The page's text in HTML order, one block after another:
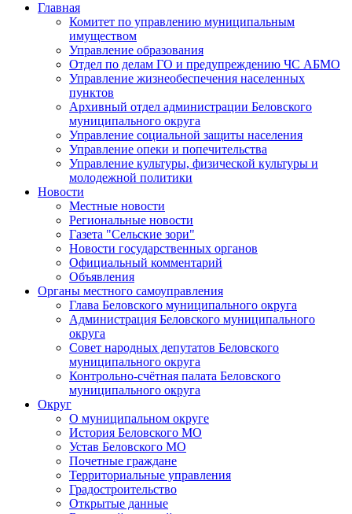
Главная
Комитет по управлению муниципальным
имуществом
Управление образования
Отдел по делам ГО и предупреждению ЧС АБМО
Управление жизнеобеспечения населенных
пунктов
Архивный отдел администрации Беловского
муниципального округа
Управление социальной защиты населения
Управление опеки и попечительства
Управление культуры, физической культуры и
молодежной политики
Новости
Местные новости
Региональные новости
Газета "Сельские зори"
Новости государственных органов
Официальный комментарий
Объявления
Органы местного самоуправления
Глава Беловского муниципального округа
Администрация Беловского муниципального
округа
Совет народных депутатов Беловского
муниципального округа
Контрольно-счётная палата Беловского
муниципального округа
Округ
О муниципальном округе
История Беловского МО
Устав Беловского МО
Почетные граждане
Территориальные управления
Градостроительство
Открытые данные